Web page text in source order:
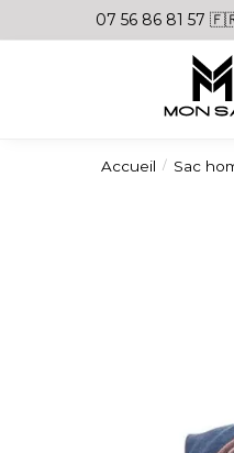
07 56 86 81 57
Accueil / Sac